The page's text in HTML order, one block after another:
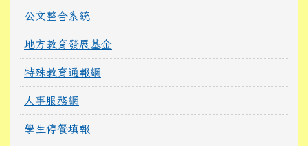
公文整合系統
地方教育發展基金
特殊教育通報網
人事服務網
學生停餐填報